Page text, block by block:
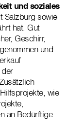
und soziales
Salzburg sowie
hat. Gut
Geschirr,
und
wie
an Bedürftige.